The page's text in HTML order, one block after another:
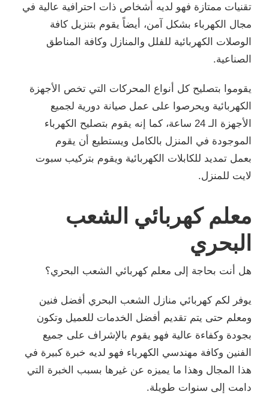
تقنيات ممتازة فهو لديه أشخاص ذات احترافية عالية في
مجال الكهرباء بشكل آمن، أيضاً يقوم بتنزيل كافة
الوصلات الكهربائية للفلل والمنازل وكافة المناطق
الصناعية.
يقوموا بتصليح كل أنواع المحركات التي تخص الأجهزة
الكهربائية ويحرصوا على عمل صيانة دورية لجميع
الأجهزة الـ 24 ساعة، كما إنه يقوم بتصليح الكهرباء
الموجودة في المنزل بالكامل ويستطيع أن يقوم
بعمل تمديد للكابلات الكهربائية ويقوم بتركيب سبوت
لايت للمنزل.
معلم كهربائي الشعب
البحري
هل أنت بحاجة إلى معلم كهربائي الشعب البحري؟
يوفر لكم كهربائي منازل الشعب البحري أفضل فنين
ومعلم حتى يتم تقديم أفضل الخدمات للعميل وتكون
بجودة وكفاءة عالية فهو يقوم بالإشراف على جميع
الفنين وكافة مهندسي الكهرباء فهو لديه خبرة كبيرة في
هذا المجال وهذا ما يميزه عن غيرها بسبب الخبرة التي
دامت إلى سنوات طويلة.